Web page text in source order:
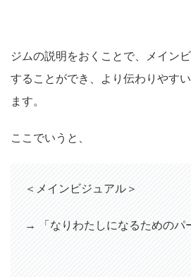
ジムの説明をおくことで、メイン
することができ、より伝わりやす
ます。
ここでいうと、
＜メインビジュアル＞
→ 「なりわたしになるためのパ